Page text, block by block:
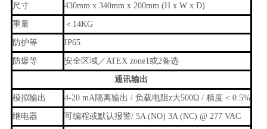
尺寸 430mm x 340mm x 200mm (H x W x D)
重量 ＜14KG
防护等 IP65
防爆等 安全区域／ATEX zone1或2备选
通讯输出
模拟输出 4-20 mA隔离输出 / 负载电阻z大500Ω / 精度 < 0.5%
继电器 可编程或默认报警/ 5A (NO) 3A (NC) @ 277 VAC